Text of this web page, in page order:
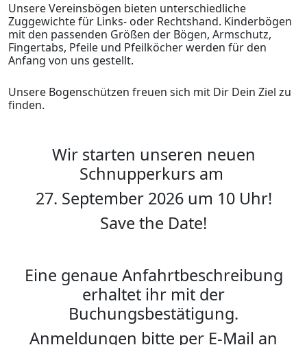
Unsere Vereinsbögen bieten unterschiedliche
Zuggewichte für Links- oder Rechtshand. Kinderbögen
mit den passenden Größen der Bögen, Armschutz,
Fingertabs, Pfeile und Pfeilköcher werden für den
Anfang von uns gestellt.
Unsere Bogenschützen freuen sich mit Dir Dein Ziel zu
finden.
Wir starten unseren neuen
Schnupperkurs am
27. September 2026 um 10 Uhr!
Save the Date!
Eine genaue Anfahrtbeschreibung
erhaltet ihr mit der
Buchungsbestätigung.
Anmeldungen bitte per E-Mail an